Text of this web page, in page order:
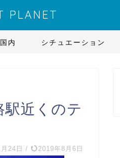
PLANET
国内 シチュエーション
近くのテ
24日 / 2019年8月6日